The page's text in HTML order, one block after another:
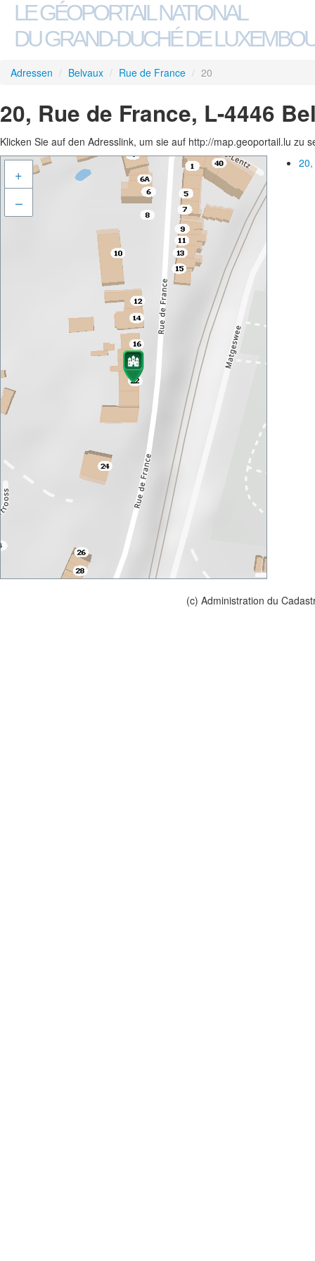
LE GÉOPORTAIL NATIONAL
DU GRAND-DUCHÉ DE
Adressen / Belvaux / Rue de France / 20
20, Rue de France, L-4446
Klicken Sie auf den Adresslink, um sie auf http://map.geoportail.lu zu
+
–
(c) Administration du